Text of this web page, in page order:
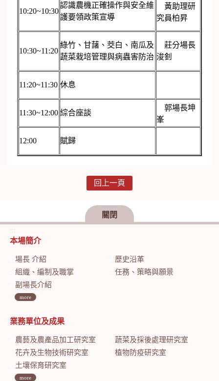
10:20~10:30
認識農機正確操作與安全維
護要領政策宣導
黃助理研
究員柏昇
10:30~11:20
綠竹、甘藷、茭白、南瓜及
蔬菜栽培管理與病蟲害防治
莊分場長
浚釗
11:20~11:30 休息
11:30~12:00 綜合座談
郭場長坤
峯
12:00 賦歸
回上一頁
關閉
:::
本場簡介
場長 介紹
歷史沿革
組織、編制及職掌
任務、策略與願景
副場長介紹
more
業務單位及成果
農藝及農產品加工研究室
蔬菜及採後處理研究室
花卉及生物技術研究室
植物防疫研究室
土壤保育研究室
more